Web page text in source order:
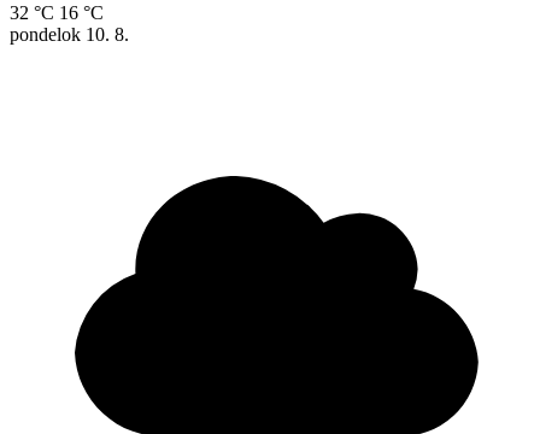
32 °C 16 °C
pondelok 10. 8.